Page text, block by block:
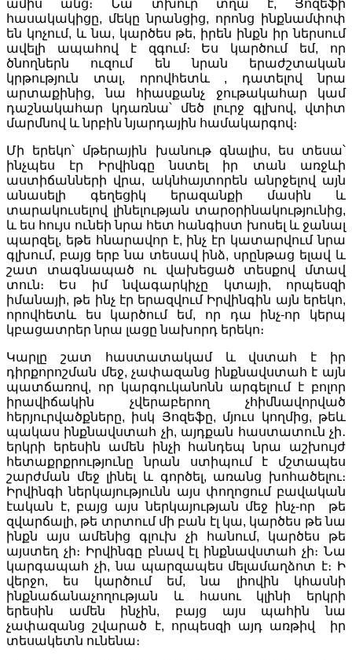
ամիս անց։ Նա տխուր տղա է, Յոզեֆի
հասակակիցը, մեկը նրանցից, որոնց ինքնամփոփ
են կոչում, և նա, կարծես թե, իրեն ինքն իր ներսում
ավելի ապահով է զգում։ Ես կարծում եմ, որ
ծնողներն ուզում են նրան երաժշտական
կրթություն տալ, որովհետև , դատելով նրա
արտաքինից, նա հիասքանչ ջութակահար կամ
դաշնակահար կդառնա՝ մեծ լուրջ գլխով, վտիտ
մարմնով և նրբին նյարդային համակարգով։
Մի երեկո՝ մթերային խանութ գնալիս, ես տեսա՝
ինչպես էր Իրվինգը նստել իր տան առջևի
աստիճանների վրա, ակնհայտորեն անրջելով այն
անասելի գեղեցիկ երազանքի մասին և
տարակուսելով լինելության տարօրինակությունից,
և ես հույս ունեի նրա հետ հանգիստ խոսել և ջանալ
պարզել, եթե հնարավոր է, ինչ էր կատարվում նրա
գլխում, բայց երբ նա տեսավ ինձ, սրընթաց ելավ և
շատ տագնապած ու վախեցած տեսքով մտավ
տուն։ Ես իմ նվագարկիչը կտայի, որպեսզի
իմանայի, թե ինչ էր երազվում Իրվինգին այն երեկո,
որովհետև ես կարծում եմ, որ դա ինչ-որ կերպ
կբացատրեր նրա լացը նախորդ երեկո։
Կարլը շատ հաստատակամ և վստահ է իր
դիրքորոշման մեջ, չափազանց ինքնավստահ է այն
պատճառով, որ կարգուկանոնն արգելում է բոլոր
իրավիճակին չվերաբերող չհիմնավորված
հերյուրվածքները, իսկ Յոզեֆը, մյուս կողմից, թեև
պակաս ինքնավստահ չի, այդքան հաստատուն չի․
երկրի երեսին ամեն ինչի հանդեպ նրա աշխույժ
հետաքրքրությունը նրան ստիպում է մշտապես
շարժման մեջ լինել և գործել, առանց խոհածելու։
Իրվինգի ներկայությունն այս փողոցում բավական
էական է, բայց այս ներկայության մեջ ինչ-որ թե
զվարճալի, թե տրտում մի բան էլ կա, կարծես թե նա
ինքն այս ամենից գլուխ չի հանում, կարծես թե
այստեղ չի։ Իրվինգը բնավ էլ ինքնավստահ չի։ Նա
կարգապահ չի, նա պարզապես մելամաղձոտ է։ Ի
վերջո, ես կարծում եմ, նա լիովին կհասնի
ինքնաճանաչողության և հասու կլինի երկրի
երեսին ամեն ինչին, բայց այս պահին նա
չափազանց շվարած է, որպեսզի այդ առթիվ իր
տեսակետն ունենա։